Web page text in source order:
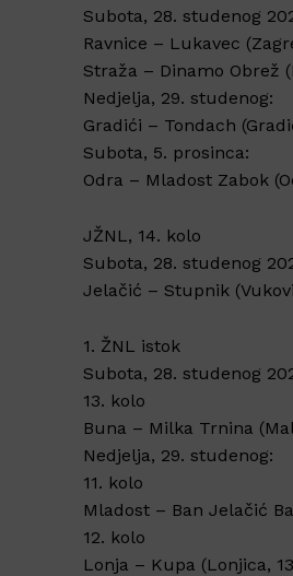
Subota, 28. studenog
Ravnice – Lukavec
Straža – Dinamo Obrež
Nedjelja, 29. studenog:
Gradići – Tondach
Subota, 5. prosinca:
Odra – Mladost Zabok
JŽNL, 14. kolo
Subota, 28. studenog
Jelačić – Stupnik
1. ŽNL istok
Subota, 28. studenog
13. kolo
Buna – Milka Trnina
Nedjelja, 29. studenog:
11. kolo
Mladost – Ban Jelačić
12. kolo
Lonja – Kupa (Lonjica,